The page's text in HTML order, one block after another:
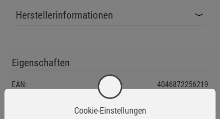
Die Mütze kann bei unsachgemäßer Verwendung oder
Sicherheitshinweise
Bei Verschmutzung nur mit mildem Reinigungsmittel
waschen, um die schnelltrocknenden Eigenschaften zu
Von direkter Hitze fernhalten, um Materialverformung zu
Herstellerinformationen
Eigenschaften
EAN:
4046872256219
100% Polyester, schnelltrocknend
Cookie-Einstellungen